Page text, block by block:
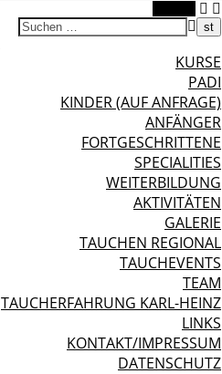
KURSE
PADI
KINDER (AUF ANFRAGE)
ANFÄNGER
FORTGESCHRITTENE
SPECIALITIES
WEITERBILDUNG
AKTIVITÄTEN
GALERIE
TAUCHEN REGIONAL
TAUCHEVENTS
TEAM
TAUCHERFAHRUNG KARL-HEINZ
LINKS
KONTAKT/IMPRESSUM
DATENSCHUTZ